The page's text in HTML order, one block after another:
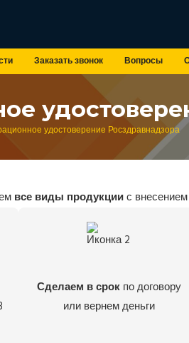
Заказать звонок Вопросы
удостоверение Росздравнадзора
все виды продукциис внесением
Сделаем в срок по договору
или вернем деньги